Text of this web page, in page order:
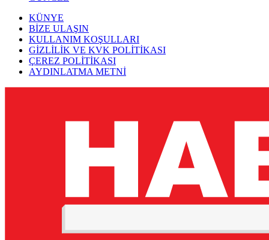
KÜNYE
BİZE ULAŞIN
KULLANIM KOŞULLARI
GİZLİLİK VE KVK POLİTİKASI
ÇEREZ POLİTİKASI
AYDINLATMA METNİ